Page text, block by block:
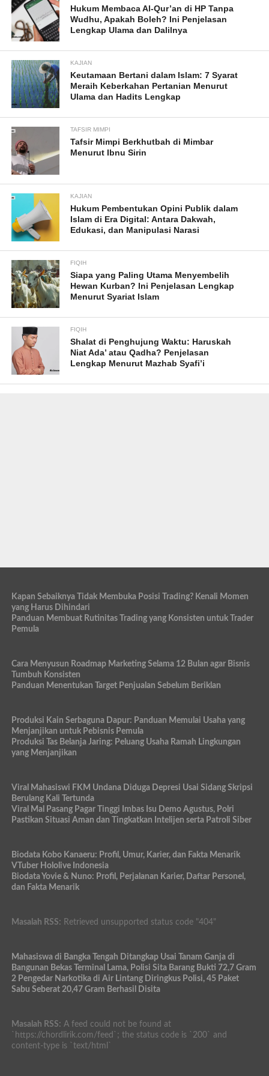
Hukum Membaca Al-Qur’an di HP Tanpa
Wudhu, Apakah Boleh? Ini Penjelasan
Lengkap Ulama dan Dalilnya
KAJIAN
Keutamaan Bertani dalam Islam: 7 Syarat
Meraih Keberkahan Pertanian Menurut
Ulama dan Hadits Lengkap
TAFSIR MIMPI
Tafsir Mimpi Berkhutbah di Mimbar
Menurut Ibnu Sirin
KAJIAN
Hukum Pembentukan Opini Publik dalam
Islam di Era Digital: Antara Dakwah,
Edukasi, dan Manipulasi Narasi
FIQIH
Siapa yang Paling Utama Menyembelih
Hewan Kurban? Ini Penjelasan Lengkap
Menurut Syariat Islam
FIQIH
Shalat di Penghujung Waktu: Haruskah
Niat Ada’ atau Qadha? Penjelasan
Lengkap Menurut Mazhab Syafi’i
Kapan Sebaiknya Tidak Membuka Posisi Trading? Kenali Momen
yang Harus Dihindari
Panduan Membuat Rutinitas Trading yang Konsisten untuk Trader
Pemula
Cara Menyusun Roadmap Marketing Selama 12 Bulan agar Bisnis
Tumbuh Konsisten
Panduan Menentukan Target Penjualan Sebelum Beriklan
Produksi Kain Serbaguna Dapur: Panduan Memulai Usaha yang
Menjanjikan untuk Pebisnis Pemula
Produksi Tas Belanja Jaring: Peluang Usaha Ramah Lingkungan
yang Menjanjikan
Viral Mahasiswi FKM Undana Diduga Depresi Usai Sidang Skripsi
Berulang Kali Tertunda
Viral Mal Pasang Pagar Tinggi Imbas Isu Demo Agustus, Polri
Pastikan Situasi Aman dan Tingkatkan Intelijen serta Patroli Siber
Biodata Kobo Kanaeru: Profil, Umur, Karier, dan Fakta Menarik
VTuber Hololive Indonesia
Biodata Yovie & Nuno: Profil, Perjalanan Karier, Daftar Personel,
dan Fakta Menarik
Masalah RSS: Retrieved unsupported status code "404"
Mahasiswa di Bangka Tengah Ditangkap Usai Tanam Ganja di
Bangunan Bekas Terminal Lama, Polisi Sita Barang Bukti 72,7 Gram
2 Pengedar Narkotika di Air Lintang Diringkus Polisi, 45 Paket
Sabu Seberat 20,47 Gram Berhasil Disita
Masalah RSS: A feed could not be found at
`https://chordlirik.com/feed`; the status code is `200` and
content-type is `text/html`